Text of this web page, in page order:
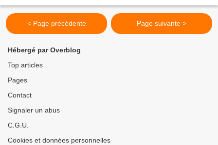
< Page précédente Page suivante >
Hébergé par Overblog
Top articles
Pages
Contact
Signaler un abus
C.G.U.
Cookies et données personnelles